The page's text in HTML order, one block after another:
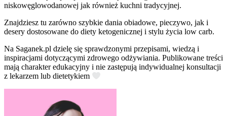
niskowęglowodanowej jak również kuchni tradycyjnej.
Znajdziesz tu zarówno szybkie dania obiadowe, pieczywo, jak i
desery dostosowane do diety ketogenicznej i stylu życia low carb.
Na Saganek.pl dzielę się sprawdzonymi przepisami, wiedzą i
inspiracjami dotyczącymi zdrowego odżywiania. Publikowane treści
mają charakter edukacyjny i nie zastępują indywidualnej konsultacji
z lekarzem lub dietetykiem